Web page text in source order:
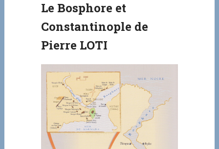
Le Bosphore et
Constantinople de
Pierre LOTI